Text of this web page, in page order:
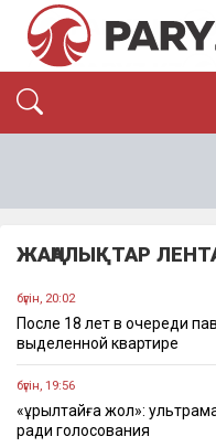
ЖАҢАЛЫҚТАР
бүгін, 20:02
После 18 лет в очереди
выделенной квартире
бүгін, 19:56
«Құрылтайға жол»:
ради голосования